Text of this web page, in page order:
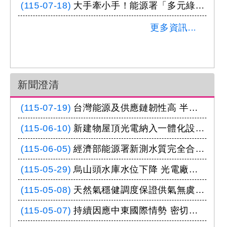
(115-07-18) 大手牽小手！能源署「多元綠能主題展」熱鬧登場
更多資訊...
新聞澄清
(115-07-19) 台灣能源及供應鏈韌性高 半導體業近年來成功因應多次全球危機及天災且逆勢成長
(115-06-10) 新建物屋頂光電納入一體化設計 強化建物結構與用電韌性
(115-06-05) 經濟部能源署新測水質完全合格 切勿錯引標準誤導大眾
(115-05-29) 烏山頭水庫水位下降 光電廠商已啟動預防性維運機制
(115-05-08) 天然氣穩健調度保證供氣無虞，透過妥善調度及持續增加電力基礎建設，確保電力系統穩定供電
(115-05-07) 持續因應中東國際情勢 密切掌握供需情形 維持國內能源中長期需求充足